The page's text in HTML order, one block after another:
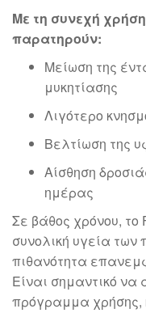
Με τη συνεχή
παρατηρούν:
Μείωση της
μυκητίασης
Λιγότερο
Βελτίωση της
Αίσθηση
ημέρας
Σε βάθος χρόνου, το
συνολική υγεία των
πιθανότητα
Είναι σημαντικό να
πρόγραμμα χρήσης,